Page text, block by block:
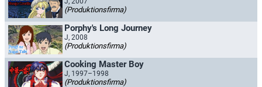
(Produktionsfirma)
Porphy's Long Journey
J, 2008
(Produktionsfirma)
Cooking Master Boy
J, 1997–1998
(Produktionsfirma)